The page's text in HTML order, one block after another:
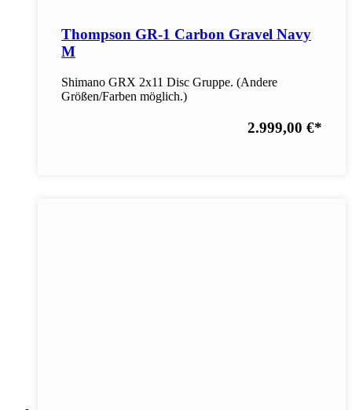
Thompson GR-1 Carbon Gravel Navy
M
Shimano GRX 2x11 Disc Gruppe. (Andere
Größen/Farben möglich.)
2.999,00 €*